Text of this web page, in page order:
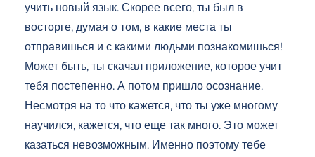
учить новый язык. Скорее всего, ты был в
восторге, думая о том, в какие места ты
отправишься и с какими людьми познакомишься!
Может быть, ты скачал приложение, которое учит
тебя постепенно. А потом пришло осознание.
Несмотря на то что кажется, что ты уже многому
научился, кажется, что еще так много. Это может
казаться невозможным. Именно поэтому тебе